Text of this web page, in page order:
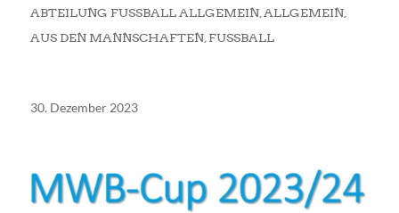
ABTEILUNG FUSSBALL ALLGEMEIN , ALLGEMEIN,
AUS DEN MANNSCHAFTEN, FUSSBALL
30. Dezember 2023